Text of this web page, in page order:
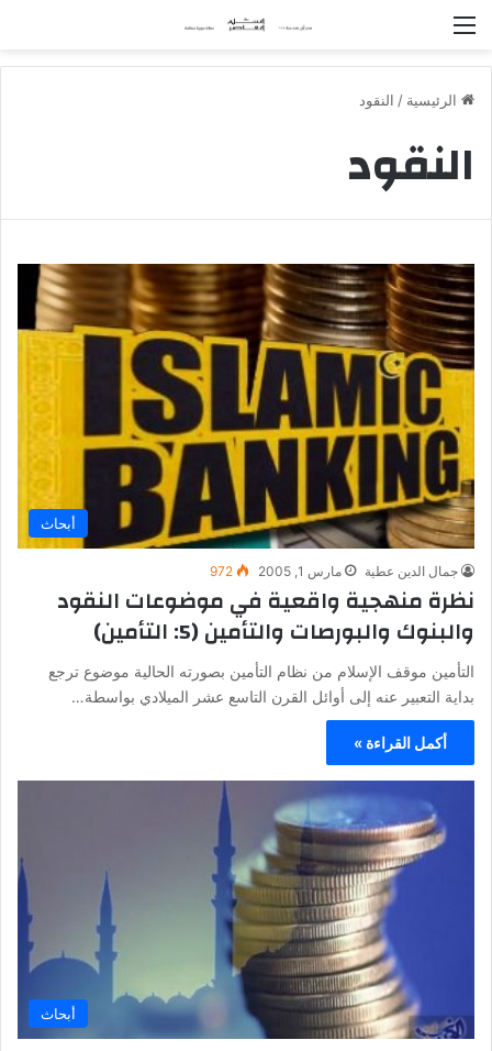
الرئيسية / النقود
النقود
أبحاث
جمال الدين عطية مارس 1, 2005 972
نظرة منهجية واقعية في موضوعات النقود
والبنوك والبورصات والتأمين (5: التأمين)
التأمين موقف الإسلام من نظام التأمين بصورته الحالية موضوع ترجع
بداية التعبير عنه إلى أوائل القرن التاسع عشر الميلادي بواسطة…
أكمل القراءة »
أبحاث